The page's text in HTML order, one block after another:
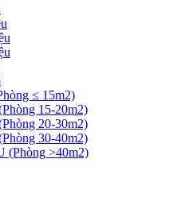
≤ 15m2)
15-20m2)
20-30m2)
30-40m2)
(Phòng >40m2)